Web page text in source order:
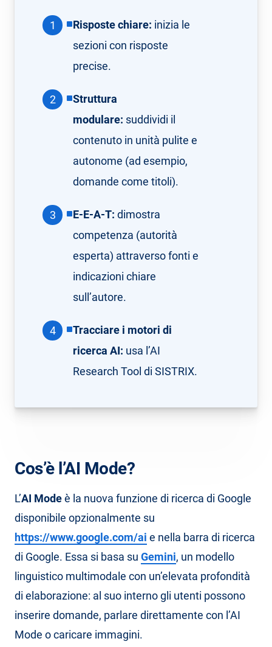
Risposte chiare: inizia le
sezioni con risposte
precise.
Struttura
modulare: suddividi il
contenuto in unità pulite e
autonome (ad esempio,
domande come titoli).
E-E-A-T: dimostra
competenza (autorità
esperta) attraverso fonti e
indicazioni chiare
sull’autore.
Tracciare i motori di
ricerca AI: usa l’AI
Research Tool di SISTRIX.
Cos’è l’AI Mode?
L’AI Modeè la nuova funzione di ricerca di Google
disponibile opzionalmente su
https://www.google.com/ai e nella barra di ricerca
di Google. Essa si basa su Gemini, un modello
linguistico multimodale con un’elevata profondità
di elaborazione: al suo interno gli utenti possono
inserire domande, parlare direttamente con l’AI
Mode o caricare immagini.